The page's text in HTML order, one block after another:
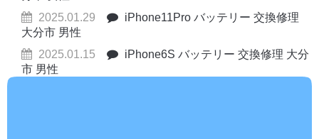
2025.01.29
iPhone11Pro バッテリー 交換修理
大分市 男性
2025.01.15
iPhone6S バッテリー 交換修理 大分
市 男性